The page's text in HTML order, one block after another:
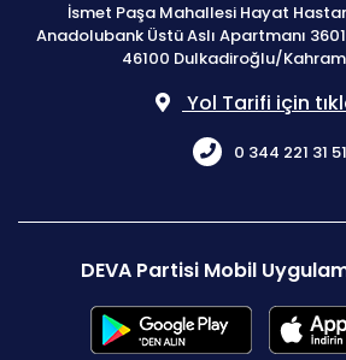
İsmet Paşa Mahallesi Hayat
Anadolubank Üstü Aslı Apartmanı
46100 Dulkadiroğlu/
Yol Tarifi için
0 344 221 31 51
DEVA Partisi Mobil